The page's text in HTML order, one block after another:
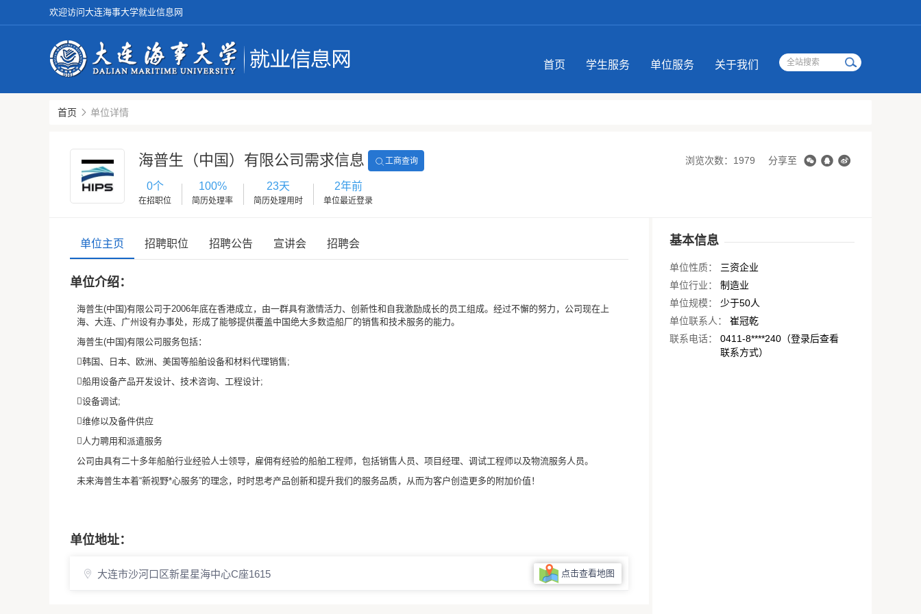
欢迎访问大连海事大学就业信息网
首页 学生服务 单位服务 关于我们
首页 单位详情
海普生（中国）有限公司需求信息 工商查询
0个
在招职位
100%
简历处理率
23天
简历处理用时
2年前
单位最近登录
浏览次数：1979 分享至
单位主页 招聘职位 招聘公告 宣讲会 招聘会
单位介绍：
海普生(中国)有限公司于2006年底在香港成立，由一群具有激情活力、创新性和自我激励成长的员工组成。经过不懈的努力，公司现在上
海、大连、广州设有办事处，形成了能够提供覆盖中国绝大多数造船厂的销售和技术服务的能力。
海普生(中国)有限公司服务包括：
韩国、日本、欧洲、美国等船舶设备和材料代理销售;
船用设备产品开发设计、技术咨询、工程设计;
设备调试;
维修以及备件供应
人力聘用和派遣服务
公司由具有二十多年船舶行业经验人士领导，雇佣有经验的船舶工程师，包括销售人员、项目经理、调试工程师以及物流服务人员。
未来海普生本着“新视野*心服务”的理念，时时思考产品创新和提升我们的服务品质，从而为客户创造更多的附加价值！
单位地址：
大连市沙河口区新星星海中心C座1615 点击查看地图
基本信息
单位性质：
三资企业
单位行业：
制造业
单位规模：
少于50人
单位联系人：
崔冠乾
联系电话：
0411-8****240（登录后查看
联系方式）